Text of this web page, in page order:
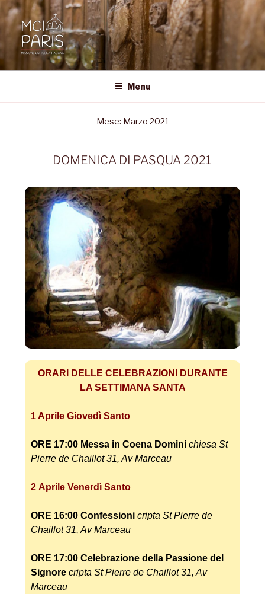
MCI • PARIS
Missione Cattolica Italiana Parigi
Menu
Mese: Marzo 2021
DOMENICA DI PASQUA 2021
ORARI DELLE CELEBRAZIONI DURANTE
LA SETTIMANA SANTA
1 Aprile Giovedì Santo
ORE 17:00 Messa in Coena Domini chiesa St
Pierre de Chaillot 31, Av Marceau
2 Aprile Venerdì Santo
ORE 16:00 Confessioni cripta St Pierre de
Chaillot 31, Av Marceau
ORE 17:00 Celebrazione della Passione del
Signore cripta St Pierre de Chaillot 31, Av
Marceau